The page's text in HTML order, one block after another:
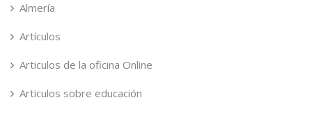
Almería
Artículos
Articulos de la oficina Online
Articulos sobre educación